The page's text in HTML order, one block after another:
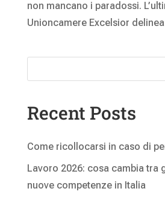
non mancano i paradossi.
Unioncamere Excelsior delinea
Recent Posts
Come ricollocarsi in caso di
Lavoro 2026: cosa cambia tra
nuove competenze in Italia